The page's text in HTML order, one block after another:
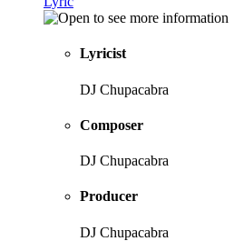
Lyricist
DJ Chupacabra
Composer
DJ Chupacabra
Producer
DJ Chupacabra